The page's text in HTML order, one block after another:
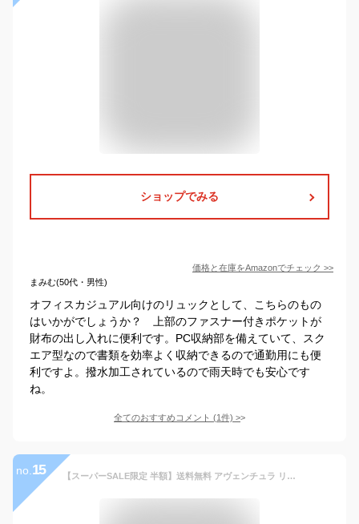
ショップでみる
価格と在庫をAmazonでチェック >>
まみむ(50代・男性)
オフィスカジュアル向けのリュックとして、こちらのもの
はいかがでしょうか？ 上部のファスナー付きポケットが
財布の出し入れに便利です。PC収納部を備えていて、スク
エア型なので書類を効率よく収納できるので通勤用にも便
利ですよ。撥水加工されているので雨天時でも安心です
ね。
全てのおすすめコメント (1件) >
no. 15 【スーパーSALE限定 半額】送料無料 アヴェンチュラ リュック リュックサック デイパック 合皮 大容量 a4 メッシュポケット 背面 ファスナー ポケットたくさん 28L 黒 ロゴ スクリュック 女子 男女兼用 高校生 レディース メンズ 大人 大学生 かわいい おしゃれ ブランド